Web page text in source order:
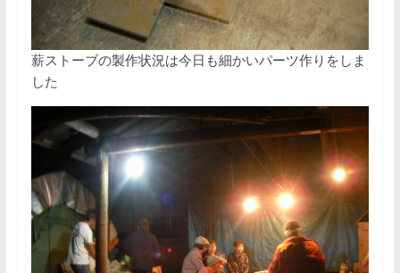
薪ストーブの製作状況は今日も細かいパーツ作りをしま
した